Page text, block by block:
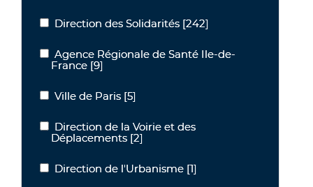
Direction des Solidarités
Direction des Solidarités [242]
Agence Régionale de Santé Ile-de-France
Agence Régionale de Santé Ile-de-
France [9]
Ville de Paris
Ville de Paris [5]
Direction de la Voirie et des Déplacements
Direction de la Voirie et des
Déplacements [2]
Direction de l'Urbanisme
Direction de l'Urbanisme [1]